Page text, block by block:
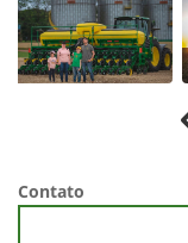
Contato